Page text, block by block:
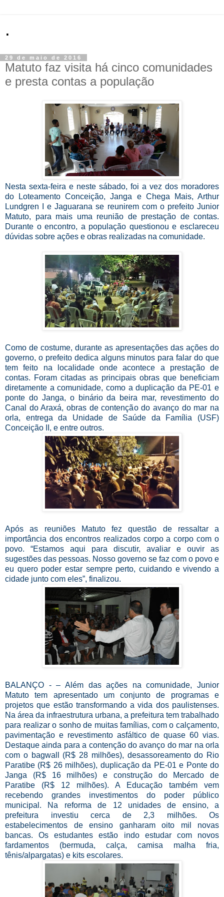
.
29 de maio de 2016
Matuto faz visita há cinco comunidades
e presta contas a população
Nesta sexta-feira e neste sábado, foi a vez dos moradores
do Loteamento Conceição, Janga e Chega Mais, Arthur
Lundgren I e Jaguarana se reunirem com o prefeito Junior
Matuto, para mais uma reunião de prestação de contas.
Durante o encontro, a população questionou e esclareceu
dúvidas sobre ações e obras realizadas na comunidade.
Como de costume, durante as apresentações das ações do
governo, o prefeito dedica alguns minutos para falar do que
tem feito na localidade onde acontece a prestação de
contas. Foram citadas as principais obras que beneficiam
diretamente a comunidade, como a duplicação da PE-01 e
ponte do Janga, o binário da beira mar, revestimento do
Canal do Araxá, obras de contenção do avanço do mar na
orla, entrega da Unidade de Saúde da Família (USF)
Conceição II, e entre outros.
Após as reuniões Matuto fez questão de ressaltar a
importância dos encontros realizados corpo a corpo com o
povo. “Estamos aqui para discutir, avaliar e ouvir as
sugestões das pessoas. Nosso governo se faz com o povo e
eu quero poder estar sempre perto, cuidando e vivendo a
cidade junto com eles”, finalizou.
BALANÇO - – Além das ações na comunidade, Junior
Matuto tem apresentado um conjunto de programas e
projetos que estão transformando a vida dos paulistenses.
Na área da infraestrutura urbana, a prefeitura tem trabalhado
para realizar o sonho de muitas famílias, com o calçamento,
pavimentação e revestimento asfáltico de quase 60 vias.
Destaque ainda para a contenção do avanço do mar na orla
com o bagwall (R$ 28 milhões), desassoreamento do Rio
Paratibe (R$ 26 milhões), duplicação da PE-01 e Ponte do
Janga (R$ 16 milhões) e construção do Mercado de
Paratibe (R$ 12 milhões). A Educação também vem
recebendo grandes investimentos do poder público
municipal. Na reforma de 12 unidades de ensino, a
prefeitura investiu cerca de 2,3 milhões. Os
estabelecimentos de ensino ganharam oito mil novas
bancas. Os estudantes estão indo estudar com novos
fardamentos (bermuda, calça, camisa malha fria,
tênis/alpargatas) e kits escolares.